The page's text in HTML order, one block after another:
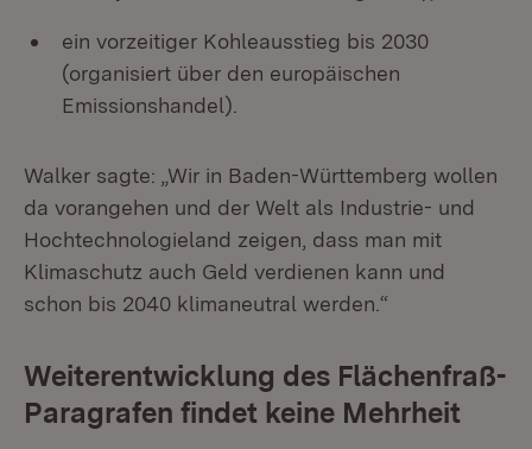
ein vorzeitiger Kohleausstieg bis 2030
(organisiert über den europäischen
Emissionshandel).
Walker sagte: „Wir in Baden-Württemberg wollen
da vorangehen und der Welt als Industrie- und
Hochtechnologieland zeigen, dass man mit
Klimaschutz auch Geld verdienen kann und
schon bis 2040 klimaneutral werden.“
Weiterentwicklung des Flächenfraß-
Paragrafen findet keine Mehrheit